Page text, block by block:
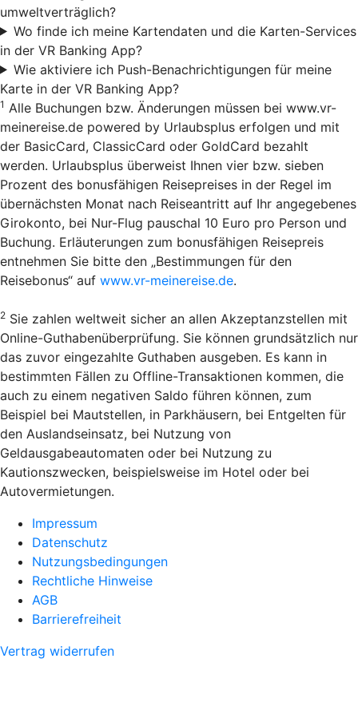
umweltverträglich?
Wo finde ich meine Kartendaten und die Karten-Services
in der VR Banking App?
Wie aktiviere ich Push-Benachrichtigungen für meine
Karte in der VR Banking App?
1 Alle Buchungen bzw. Änderungen müssen bei www.vr-
meinereise.de powered by Urlaubsplus erfolgen und mit
der BasicCard, ClassicCard oder GoldCard bezahlt
werden. Urlaubsplus überweist Ihnen vier bzw. sieben
Prozent des bonusfähigen Reisepreises in der Regel im
übernächsten Monat nach Reiseantritt auf Ihr angegebenes
Girokonto, bei Nur-Flug pauschal 10 Euro pro Person und
Buchung. Erläuterungen zum bonusfähigen Reisepreis
entnehmen Sie bitte den „Bestimmungen für den
Reisebonus“ auf www.vr-meinereise.de.
2 Sie zahlen weltweit sicher an allen Akzeptanzstellen mit
Online-Guthabenüberprüfung. Sie können grundsätzlich nur
das zuvor eingezahlte Guthaben ausgeben. Es kann in
bestimmten Fällen zu Offline-Transaktionen kommen, die
auch zu einem negativen Saldo führen können, zum
Beispiel bei Mautstellen, in Parkhäusern, bei Entgelten für
den Auslandseinsatz, bei Nutzung von
Geldausgabeautomaten oder bei Nutzung zu
Kautionszwecken, beispielsweise im Hotel oder bei
Autovermietungen.
Impressum
Datenschutz
Nutzungsbedingungen
Rechtliche Hinweise
AGB
Barrierefreiheit
Vertrag widerrufen